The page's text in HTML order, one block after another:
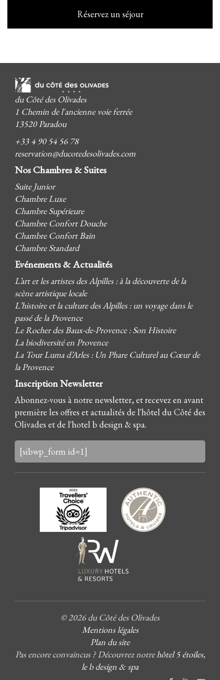
Réservez un séjour
du Côté des Olivades
1 Chemin de l'ancienne voie ferrée
13520 Paradou
+33 4 90 54 56 78
reservation@ducotedesolivades.com
Nos Chambres & Suites
Suite Junior
Chambre Luxe
Chambre Supérieure
Chambre Confort Douche
Chambre Confort Bain
Chambre Standard
Evénements & Actualités
L’art et les artistes des Alpilles : à la découverte de la
scène artistique locale
L’histoire et la culture des Alpilles : un voyage dans le
passé de la Provence
Le Rocher des Baux-de-Provence : Son Histoire
La biodiversité en Provence
La Tour Luma d’Arles : Un Phare Culturel au Cœur de
la Provence
Inscription Newsletter
Abonnez-vous à notre newsletter, et recevez en avant
première les offres et actualités de l'hôtel du Côté des
Olivades et de l'hotel b design & spa.
[sibwp_form id=1]
© 2026 du Côté des Olivades
Mentions légales
Plan du site
Pas encore convaincus ? Découvrez notrehôtel 5 étoiles,
le b design & spa